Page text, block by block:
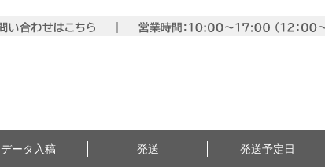
データ入稿 発送 発送予定日